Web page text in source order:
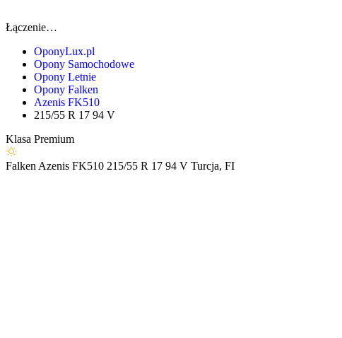
Łączenie…
OponyLux.pl
Opony Samochodowe
Opony Letnie
Opony Falken
Azenis FK510
215/55 R 17 94 V
Klasa Premium
Falken Azenis FK510 215/55 R 17 94 V Turcja, FI